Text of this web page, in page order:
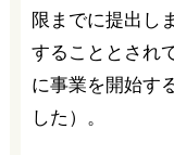
限までに提出し
することとされ
に事業を開始す
した）。